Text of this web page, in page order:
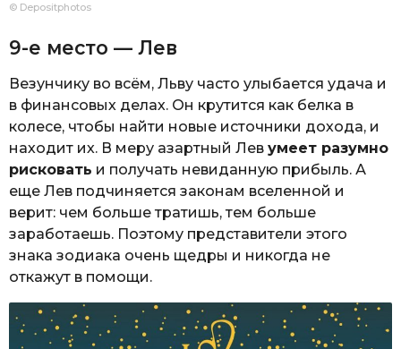
© Depositphotos
9-е место — Лев
Везунчику во всём, Льву часто улыбается удача и
в финансовых делах. Он крутится как белка в
колесе, чтобы найти новые источники дохода, и
находит их. В меру азартный Лев умеет разумно
рисковать и получать невиданную прибыль. А
еще Лев подчиняется законам вселенной и
верит: чем больше тратишь, тем больше
заработаешь. Поэтому представители этого
знака зодиака очень щедры и никогда не
откажут в помощи.